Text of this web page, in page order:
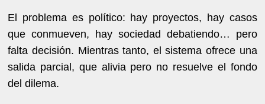
El problema es político: hay proyectos, hay casos
que conmueven, hay sociedad debatiendo… pero
falta decisión. Mientras tanto, el sistema ofrece una
salida parcial, que alivia pero no resuelve el fondo
del dilema.